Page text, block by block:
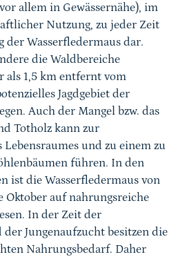
allem in Gewässernähe), im
Nutzung, zu jeder Zeit
der Wasserfledermaus dar.
die Waldbereiche
als 1,5 km entfernt vom
Jagdgebiet der
Auch der Mangel bzw. das
Totholz kann zur
und zu einem zu
führen. In den
ist die Wasserfledermaus von
Oktober auf nahrungsreiche
In der Zeit der
der Jungenaufzucht besitzen die
Nahrungsbedarf. Daher